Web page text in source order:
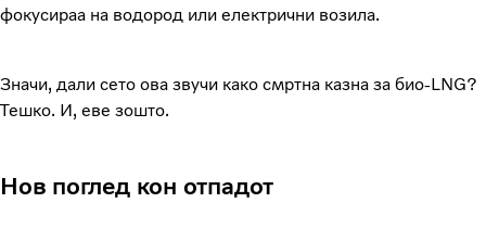
фокусираа на водород или електрични возила.
Значи, дали сето ова звучи како смртна казна за био-LNG?
Тешко. И, еве зошто.
Нов поглед кон отпадот